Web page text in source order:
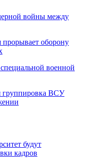
войны между
оборону
военной
группировка ВСУ
будут
кадров